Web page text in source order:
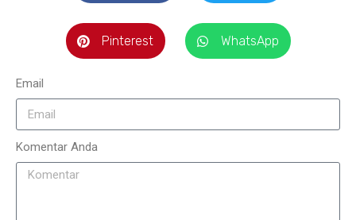
Pinterest WhatsApp
Email
Komentar Anda